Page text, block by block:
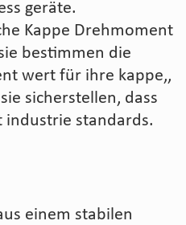
geräte.
Kappe Drehmoment
bestimmen die
wert für ihre kappe,,
sicherstellen, dass
standards.
einem stabilen